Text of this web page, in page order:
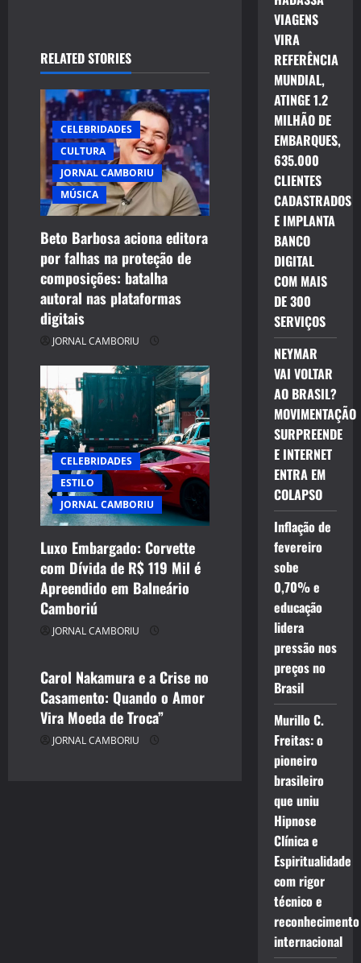
v
i
g
a
t
i
o
n
RELATED STORIES
CELEBRIDADES
CULTURA
JORNAL CAMBORIU
MÚSICA
Beto Barbosa aciona editora
por falhas na proteção de
composições: batalha
autoral nas plataformas
digitais
JORNAL CAMBORIU
CELEBRIDADES
ESTILO
JORNAL CAMBORIU
Luxo Embargado: Corvette
com Dívida de R$ 119 Mil é
Apreendido em Balneário
Camboriú
JORNAL CAMBORIU
CELEBRIDADES
CINEMA TEATRO TV INTERNET
ENTRETENIMENTO
JORNAL CAMBORIU
Carol Nakamura e a Crise no
Casamento: Quando o Amor
Vira Moeda de Troca”
JORNAL CAMBORIU
VIAGENS
VIRA
REFERÊNCIA
MUNDIAL,
ATINGE 1.2
MILHÃO DE
EMBARQUES,
635.000
CLIENTES
CADASTRADOS
E IMPLANTA
BANCO
DIGITAL
COM MAIS
DE 300
SERVIÇOS
NEYMAR
VAI VOLTAR
AO BRASIL?
MOVIMENTAÇÃO
SURPREENDE
E INTERNET
ENTRA EM
COLAPSO
Inflação de
fevereiro
sobe
0,70% e
educação
lidera
pressão nos
preços no
Brasil
Murillo C.
Freitas: o
pioneiro
brasileiro
que uniu
Hipnose
Clínica e
Espiritualidade
com rigor
técnico e
reconhecimento
internacional